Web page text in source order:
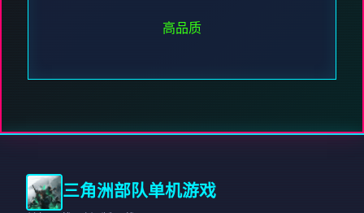
高品质
三角洲部队单机游戏